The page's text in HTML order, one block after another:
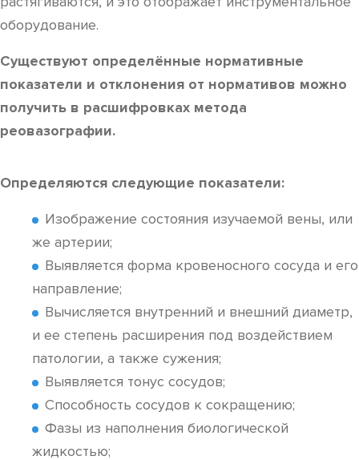
оборудование.
Существуют определённые нормативные
показатели и отклонения от нормативов можно
получить в расшифровках метода
реовазографии.
Определяются следующие показатели:
Изображение состояния изучаемой вены, или
же артерии;
Выявляется форма кровеносного сосуда и его
направление;
Вычисляется внутренний и внешний диаметр,
и ее степень расширения под воздействием
патологии, а также сужения;
Выявляется тонус сосудов;
Способность сосудов к сокращению;
Фазы из наполнения биологической
жидкостью;